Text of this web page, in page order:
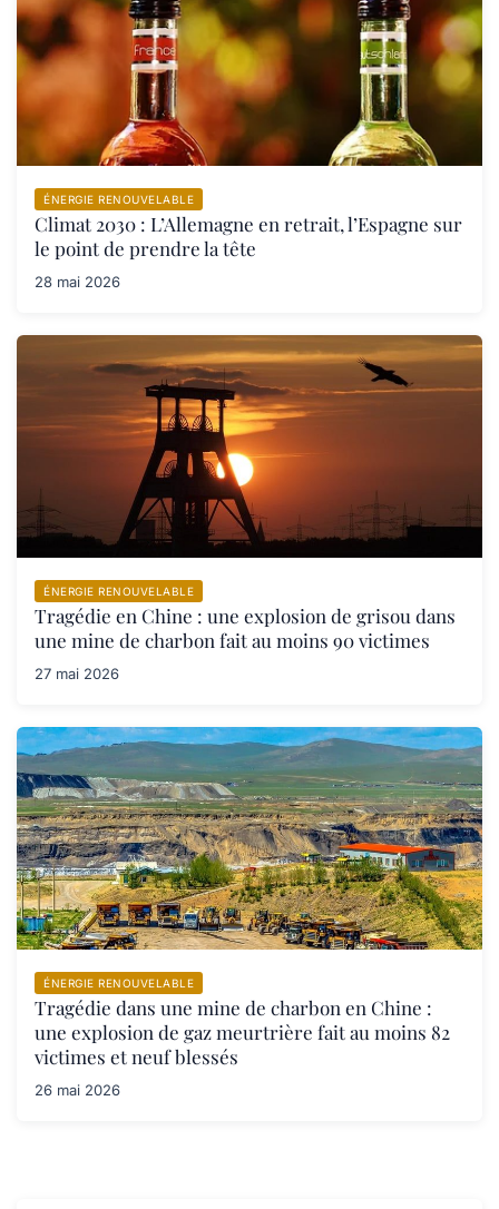
ÉNERGIE RENOUVELABLE
Climat 2030 : L’Allemagne en retrait, l’Espagne sur
le point de prendre la tête
28 mai 2026
ÉNERGIE RENOUVELABLE
Tragédie en Chine : une explosion de grisou dans
une mine de charbon fait au moins 90 victimes
27 mai 2026
ÉNERGIE RENOUVELABLE
Tragédie dans une mine de charbon en Chine :
une explosion de gaz meurtrière fait au moins 82
victimes et neuf blessés
26 mai 2026